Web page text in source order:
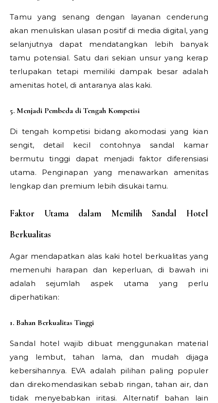
Tamu yang senang dengan layanan cenderung
akan menuliskan ulasan positif di media digital, yang
selanjutnya dapat mendatangkan lebih banyak
tamu potensial. Satu dari sekian unsur yang kerap
terlupakan tetapi memiliki dampak besar adalah
amenitas hotel, di antaranya alas kaki.
5. Menjadi Pembeda di Tengah Kompetisi
Di tengah kompetisi bidang akomodasi yang kian
sengit, detail kecil contohnya sandal kamar
bermutu tinggi dapat menjadi faktor diferensiasi
utama. Penginapan yang menawarkan amenitas
lengkap dan premium lebih disukai tamu.
Faktor Utama dalam Memilih Sandal Hotel
Berkualitas
Agar mendapatkan alas kaki hotel berkualitas yang
memenuhi harapan dan keperluan, di bawah ini
adalah sejumlah aspek utama yang perlu
diperhatikan:
1. Bahan Berkualitas Tinggi
Sandal hotel wajib dibuat menggunakan material
yang lembut, tahan lama, dan mudah dijaga
kebersihannya. EVA adalah pilihan paling populer
dan direkomendasikan sebab ringan, tahan air, dan
tidak menyebabkan iritasi. Alternatif bahan lain